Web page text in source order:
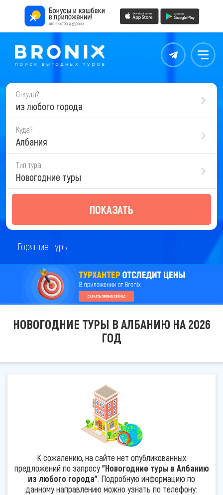
Контакты Меню
Откуда?
из любого города
Куда?
Албания
Тип тура
Новогодние туры
ПОКАЗАТЬ
Горящие туры
НОВОГОДНИЕ ТУРЫ В АЛБАНИЮ НА 2026
ГОД
К сожалению, на сайте нет опубликованных
предложений по запросу"Новогодние туры в Албанию
из любого города". Подробную информацию по
данному направлению можно узнать по телефону: